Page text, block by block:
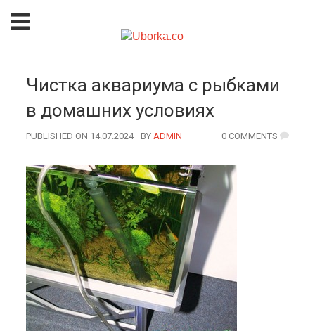
Чистка аквариума с рыбками
в домашних условиях
PUBLISHED ON 14.07.2024 BY AUTHOR
ADMIN 0 COMMENTS